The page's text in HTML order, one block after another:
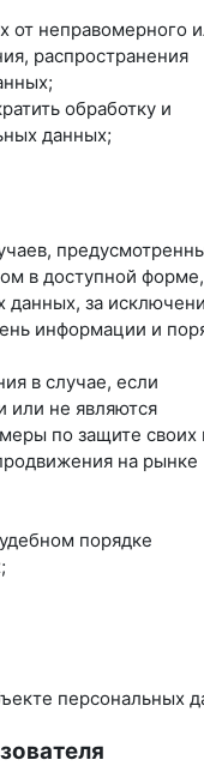
от неправомерного
распространения
обработку и
данных;
в доступной
данных, за
информации и
в случае, если
или не являются
по защите своих
на рынке
порядке
персональных